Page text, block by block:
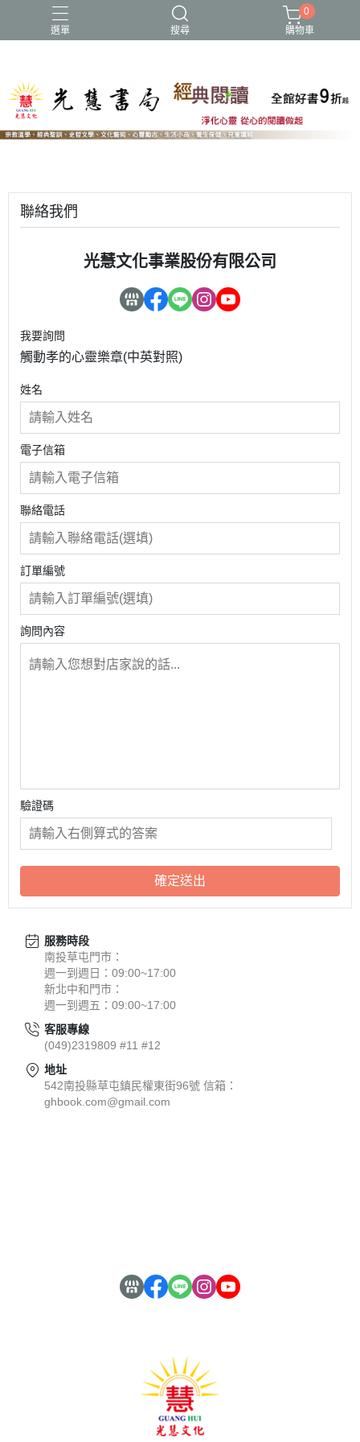
選單 搜尋
NEW
0
購物車
聯絡我們
光慧文化事業股份有限公司
我要詢問
觸動孝的心靈樂章(中英對照)
姓名
電子信箱
聯絡電話
訂單編號
詢問內容
驗證碼
確定送出
服務時段
南投草屯門市：
週一到週日：09:00~17:00
新北中和門市：
週一到週五：09:00~17:00
客服專線
(049)2319809 #11 #12
地址
542南投縣草屯鎮民權東街96號 信箱：
ghbook.com@gmail.com